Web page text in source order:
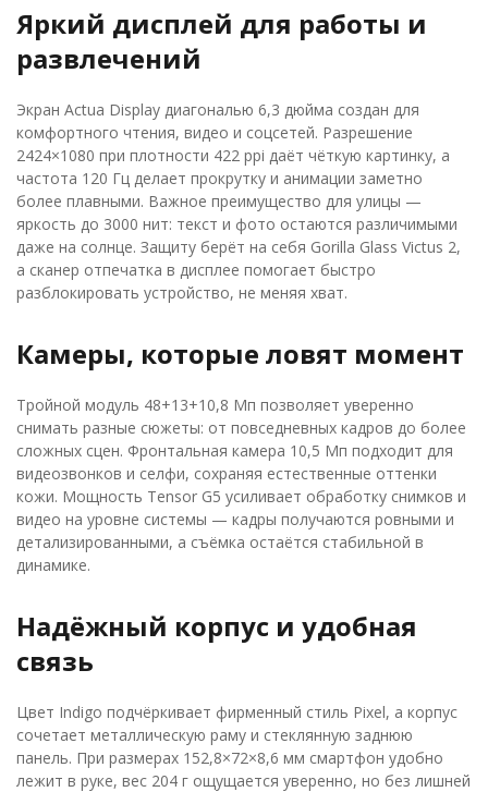
Яркий дисплей для работы и
развлечений
Экран Actua Display диагональю 6,3 дюйма создан для
комфортного чтения, видео и соцсетей. Разрешение
2424×1080 при плотности 422 ppi даёт чёткую картинку, а
частота 120 Гц делает прокрутку и анимации заметно
более плавными. Важное преимущество для улицы —
яркость до 3000 нит: текст и фото остаются различимыми
даже на солнце. Защиту берёт на себя Gorilla Glass Victus 2,
а сканер отпечатка в дисплее помогает быстро
разблокировать устройство, не меняя хват.
Камеры, которые ловят момент
Тройной модуль 48+13+10,8 Мп позволяет уверенно
снимать разные сюжеты: от повседневных кадров до более
сложных сцен. Фронтальная камера 10,5 Мп подходит для
видеозвонков и селфи, сохраняя естественные оттенки
кожи. Мощность Tensor G5 усиливает обработку снимков и
видео на уровне системы — кадры получаются ровными и
детализированными, а съёмка остаётся стабильной в
динамике.
Надёжный корпус и удобная
связь
Цвет Indigo подчёркивает фирменный стиль Pixel, а корпус
сочетает металлическую раму и стеклянную заднюю
панель. При размерах 152,8×72×8,6 мм смартфон удобно
лежит в руке, вес 204 г ощущается уверенно, но без лишней